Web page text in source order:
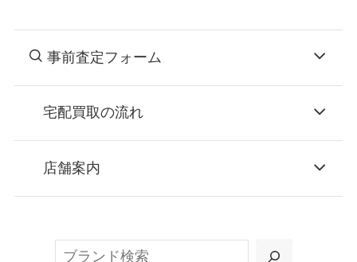
事前査定フォーム
宅配買取の流れ
お申込み
店舗案内